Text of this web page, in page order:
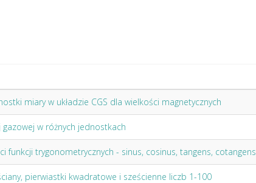
miary w układzie CGS dla wielkości magnetycznych
gazowej w różnych jednostkach
funkcji trygonometrycznych - sinus, cosinus, tangens, cotangens
pierwiastki kwadratowe i sześcienne liczb 1-100